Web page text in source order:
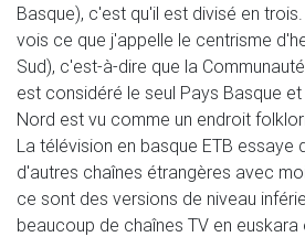
Basque), c'est qu'il est divisé en
vois ce que j'appelle le centrisme
Sud), c'est-à-dire que la
est considéré le seul Pays Basque
Nord est vu comme un endroit
La télévision en basque ETB essaye
d'autres chaînes étrangères avec
ce sont des versions de niveau
beaucoup de chaînes TV en